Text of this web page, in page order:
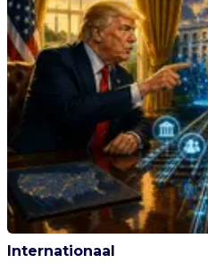
Internationaal